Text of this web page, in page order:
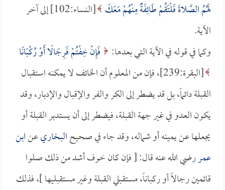
لَهُمُ الصَّلاةَ فَلْتَقُمْ طَائِفَةٌ مِنْهُمْ مَعَكَ
[النساء:102] إلى آخر
الآية.
وكما في قوله في الآية التي بعدها:
فَإِنْ خِفْتُمْ فَرِجَالًا أَوْ رُكْبَانًا
[البقرة:239]، فإن من المعلوم أن الخائف لا يمكنه استقبال
القبلة دائماً، بل قد يضطر إلى الكر والفر والإقبال والإدبار، وقد
يكون العدو في غير جهة القبلة، فيضطر إلى أن يستدبر القبلة أو
يجعلها عن يمينه أو شماله، وقد جاء في صحيحالبخاريعنابن
عمررضي الله عنه قال: [ فإن كان خوف أشد من ذلك صلوا
قائمين رجالاً أو ركباناً، مستقبلي القبلة وغير مستقبليها ]، فذلك